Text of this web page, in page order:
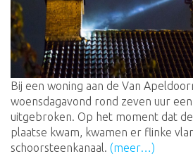
Bij een woning aan de Van
woensdagavond rond zeven uur
uitgebroken. Op het moment dat
plaatse kwam, kwamen er flinke
schoorsteenkanaal. (meer…)